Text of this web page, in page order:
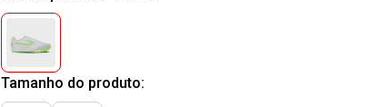
Tamanho do produto: